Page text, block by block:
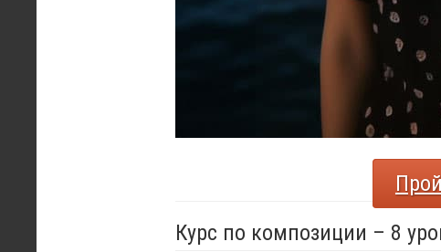
Курс по композиции – 8